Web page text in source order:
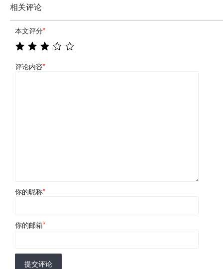
相关评论
本文评分*
评论内容*
你的昵称*
你的邮箱*
提交评论